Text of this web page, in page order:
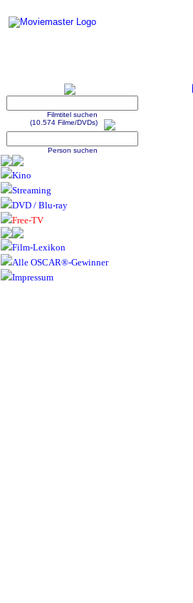
Filmtitel suchen
(10.574 Filme/DVDs)
Person suchen
Kino
Streaming
DVD / Blu-ray
Free-TV
Film-Lexikon
Alle OSCAR®-Gewinner
Impressum